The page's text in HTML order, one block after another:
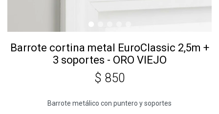
Barrote cortina metal EuroClassic 2,5m +
3 soportes - ORO VIEJO
$ 850
Barrote metálico con puntero y soportes